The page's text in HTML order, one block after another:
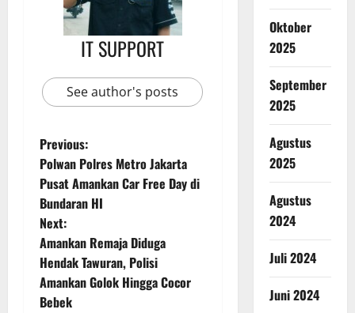
IT SUPPORT
See author's posts
Previous:
Polwan Polres Metro Jakarta
Pusat Amankan Car Free Day di
Bundaran HI
Next:
Amankan Remaja Diduga
Hendak Tawuran, Polisi
Amankan Golok Hingga Cocor
Bebek
Oktober
2025
September
2025
Agustus
2025
Agustus
2024
Juli 2024
Juni 2024